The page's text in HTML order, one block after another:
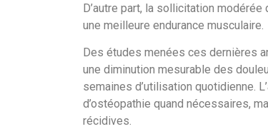
D’autre part, la sollicitation
une meilleure endurance musculaire.
Des études menées ces dernières
une diminution mesurable des
semaines d’utilisation quotidienne.
d’ostéopathie quand nécessaires,
récidives.